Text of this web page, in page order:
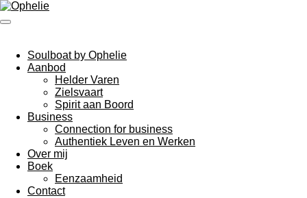
Ga
direct
hoofdinhoud
Soulboat by Ophelie
Aanbod
Helder Varen
Zielsvaart
Spirit aan Boord
Business
Connection for business
Authentiek Leven en Werken
Over mij
Boek
Eenzaamheid
Contact